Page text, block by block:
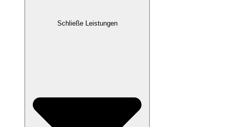
Schließe Leistungen